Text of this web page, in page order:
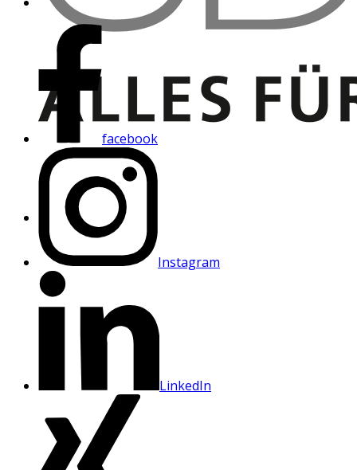
facebook
Instagram
LinkedIn